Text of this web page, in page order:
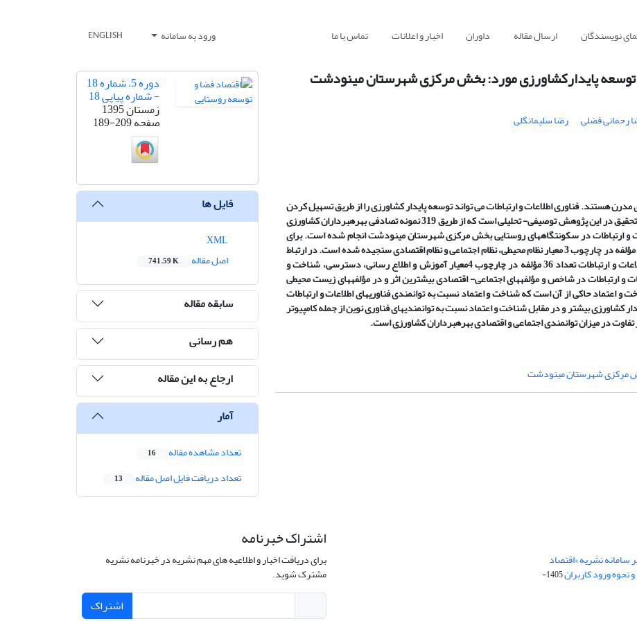
نویسندگان ارسال مقاله داوران اخبار و اعلانات تماس با ما ورود به سامانه ENGLISH
توسعه پایدارکشاورزی مورد: بخش مرکزی شهرستان مینودشت
رحمانی فضلی
رضا سلیمانگلی
هستند. فناوری اطلاعات و ارتباطات می تواند توسعه پایدار کشاورزی را از طریق تسهیل کردن
مدیریت دانش در زمینه های مختلف تسریع بخشد. روش تحقیق در این پژوهش توصیفی- تحلیلی است که از طریق 319 نمونه تصادفی بهره­برداران کشاورزی
و ارتباطات در سکونتگاه­های روستایی بخش مرکزی شهرستان مینودشت انجام شده است. برای
سنجش متغیرهای سطح توسعه­یافتگی کشاورزی تعداد 39 مؤلفه در چارچوب 3 معیار نظام محیطی، نظام اجتماعی و نظام اقتصادی سنجیده شده است. در ارتباط
با مؤلفه اثرگذار فرآیند توانمندسازی از طریق فناوری اطلاعات و ارتباطات تعداد 36 مؤلفه در چارچوب 4معیار آموزش و اطلاع رسانی، دسترسی، شناخت و
و ارتباطات در شاخص و مؤلفه­های اجتماعی- اقتصادی بیشترین اثر و در مؤلفه­های زیست محیطی
حاکی از آن است که شناخت و اعتماد نسبت به توانمندی فناوری­های اطلاعات و ارتباطات
کشاورزی بیشتر و در مقابل شناخت و اعتماد نسبت به توانمندی­های فناوری نوین از جمله کامپیوتر
در میزان توانمندی اجتماعی و اقتصادی بهره­برداران کشاورزی است.
مرکزی شهرستان مینودشت
دوره 5، شماره 18
- شماره پیاپی 18
زمستان 1395
صفحه189-209
فایل ها
اصل مقاله
741.59 K
سابقه مقاله
هم رسانی
ارجاع به این مقاله
آمار
تعداد مشاهده مقاله 16
تعداد دریافت فایل اصل مقاله 13
سامانه نشریه «اقتصاد
نحوه ورود کاربران
1405-
اشتراک خبرنامه
برای دریافت اخبار و اطلاعیه های مهم نشریه در خبرنامه نشریه
مشترک شوید.
اشتراک